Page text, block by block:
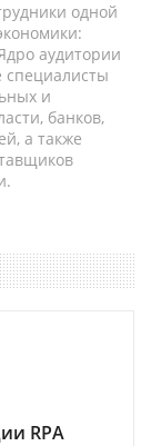
одной
аудитории
специалисты
и
банков,
а также
RPA